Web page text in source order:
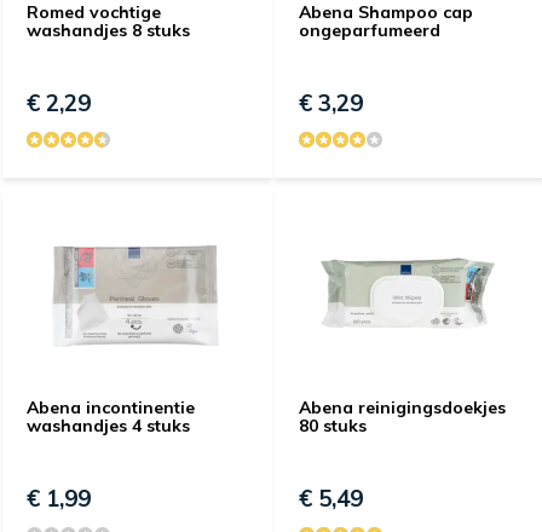
Romed vochtige
washandjes 8 stuks
€ 2,29
Abena Shampoo cap
ongeparfumeerd
€ 3,29
Abena incontinentie
washandjes 4 stuks
€ 1,99
Abena reinigingsdoekjes
80 stuks
€ 5,49